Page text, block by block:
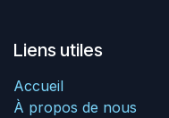
Liens utiles
Accueil
À propos de nous